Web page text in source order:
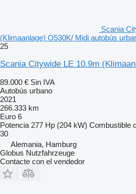
Scania
(Klimaanlage) O530K/ Midi autobús
25
Scania Citywide LE 10.9m
89.000 € Sin IVA
Autobús urbano
2021
266.333 km
Euro 6
Potencia 277 Hp (204 kW) Combustible
30
Alemania, Hamburg
Globus Nutzfahrzeuge
Contacte con el vendedor